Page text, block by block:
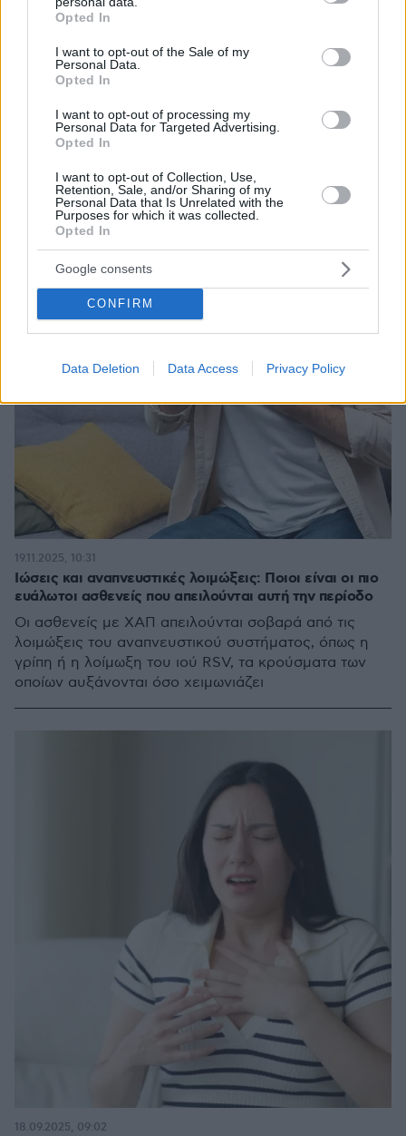
grant or deny consent to Google and its third-party tags to
use your data for below specified purposes in below Google
consent section.
Opted In
I want to opt-out of the Sale of my
Personal Data.
Opted In
I want to opt-out of processing my
Personal Data for Targeted Advertising.
Opted In
I want to opt-out of Collection, Use,
Retention, Sale, and/or Sharing of my
Personal Data that Is Unrelated with the
Purposes for which it was collected.
Opted In
Google consents
CONFIRM
Data Deletion Data Access Privacy Policy
Ελλάδα
νοσημάτων στην Ελλάδα, τον κρίσιμο ρόλο της
πρόληψης, του προσυμπτωματικού ελέγχου και των
πνευμονολόγοι στο ετήσιο 34ο Πανελλήνιο
Πνευμονολογικό Συνέδριο
Ιώσεις και αναπνευστικές λοιμώξεις: Ποιοι είναι οι πιο
ευάλωτοι ασθενείς που απειλούνται αυτή την περίοδο
Οι ασθενείς με ΧΑΠ απειλούνται σοβαρά από τις
λοιμώξεις του αναπνευστικού συστήματος, όπως η
γρίπη ή η λοίμωξη του ιού RSV, τα κρούσματα των
οποίων αυξάνονται όσο χειμωνιάζει
19.11.2025, 10:31
18.09.2025, 09:02